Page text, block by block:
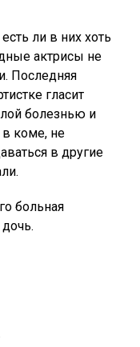
ли в них хоть
актрисы не
Последняя
гласит
болезнью и
в коме, не
в другие
больная